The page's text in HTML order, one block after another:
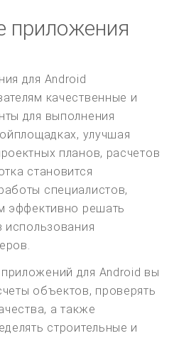
приложения
для Android
качественные и
для выполнения
улучшая
планов, расчетов
становится
специалистов,
эффективно решать
использования
для Android вы
объектов, проверять
а также
строительные и